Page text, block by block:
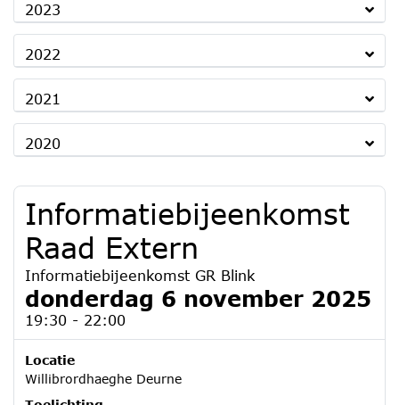
2023
2022
2021
2020
Informatiebijeenkomst
Raad Extern
Informatiebijeenkomst GR Blink
donderdag 6 november 2025
19:30 - 22:00
Locatie
Willibrordhaeghe Deurne